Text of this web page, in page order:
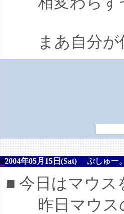
まあ自分が
■2004年05月15日(Sat) ぷしゅー
■ 今日はマウス
昨日マウス